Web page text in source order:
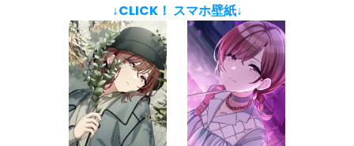
↓CLICK！ スマホ壁紙↓